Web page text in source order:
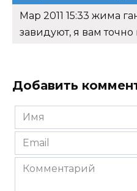
Мар 2011 15:33 жима
завидуют, я вам точно
Добавить
Имя
*
Email
*
Комментарий